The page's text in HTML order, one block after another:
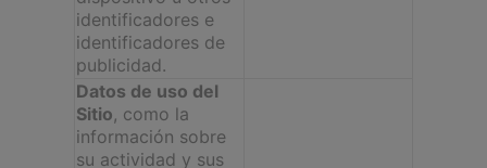
identificadores e
identificadores de
publicidad.
Datos de uso del
Sitio, como la
información sobre
su actividad y sus